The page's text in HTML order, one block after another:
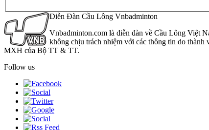
Diễn Đàn Cầu Lông Vnbadminton
Vnbadminton.com là diễn đàn về Cầu Lông Việt
không chịu trách nhiệm với các thông tin do thành
MXH của Bộ TT & TT.
Follow us